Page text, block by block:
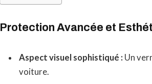
Protection Avancée et
Aspect visuel sophistiqué : Un
voiture.